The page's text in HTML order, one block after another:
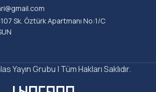
Sk. Öztürk Apartmanı No:1/C
Yayın Grubu | Tüm Hakları Saklıdır.